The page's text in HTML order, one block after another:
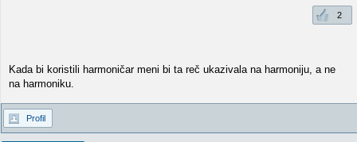
2
Kada bi koristili harmoničar meni bi ta reč ukazivala na harmoniju, a ne
na harmoniku.
Profil